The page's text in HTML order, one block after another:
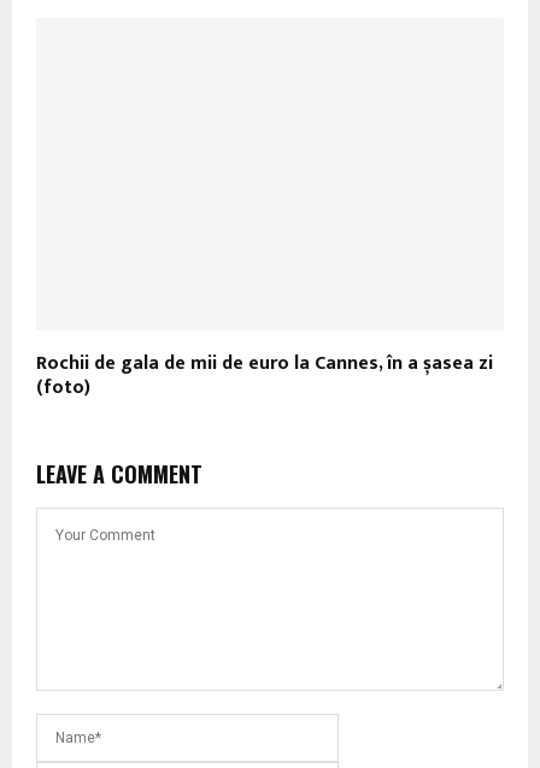
Rochii de gala de mii de euro la Cannes, în a șasea zi
(foto)
LEAVE A COMMENT